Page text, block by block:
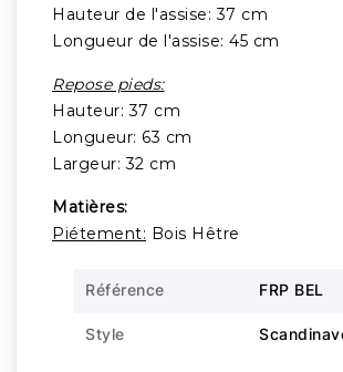
Hauteur de l'assise: 37 cm
Longueur de l'assise: 45 cm
Repose pieds:
Hauteur: 37 cm
Longueur: 63 cm
Largeur: 32 cm
Matières:
Piétement: Bois Hêtre
Référence FRP BEL
Style